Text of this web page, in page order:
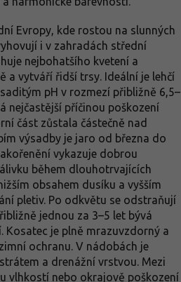
Evropy, kde rostou na slunných
i v zahradách střední
nejbohatšího kvetení a
a vytváří řidší trsy. Ideální je lehčí
pH v rozmezí přibližně 6,5–
nejčastější příčinou poškození
část zůstala částečně nad
výsadby je jaro od března do
vykazuje dobrou
během dlouhotrvajících
obsahem dusíku a vyšším
pletiv. Po odkvětu se odstraňují
jednou za 3–5 let bývá
je plně mrazuvzdorný a
ochranu. V nádobách je
a drenážní vrstvou. Mezi
vlhkostí nebo okrajově poškození